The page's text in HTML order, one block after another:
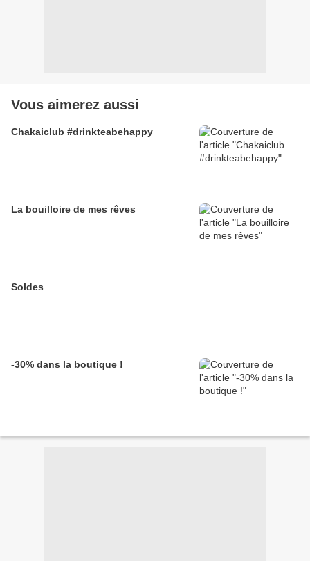
Vous aimerez aussi
Chakaiclub #drinkteabehappy
La bouilloire de mes rêves
Soldes
-30% dans la boutique !